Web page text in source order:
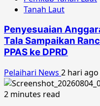
Tanah Laut
Penyesuaian
Tala Sampaikan
PPAS ke DPRD
Pelaihari News 2 hari ago
2 minutes read